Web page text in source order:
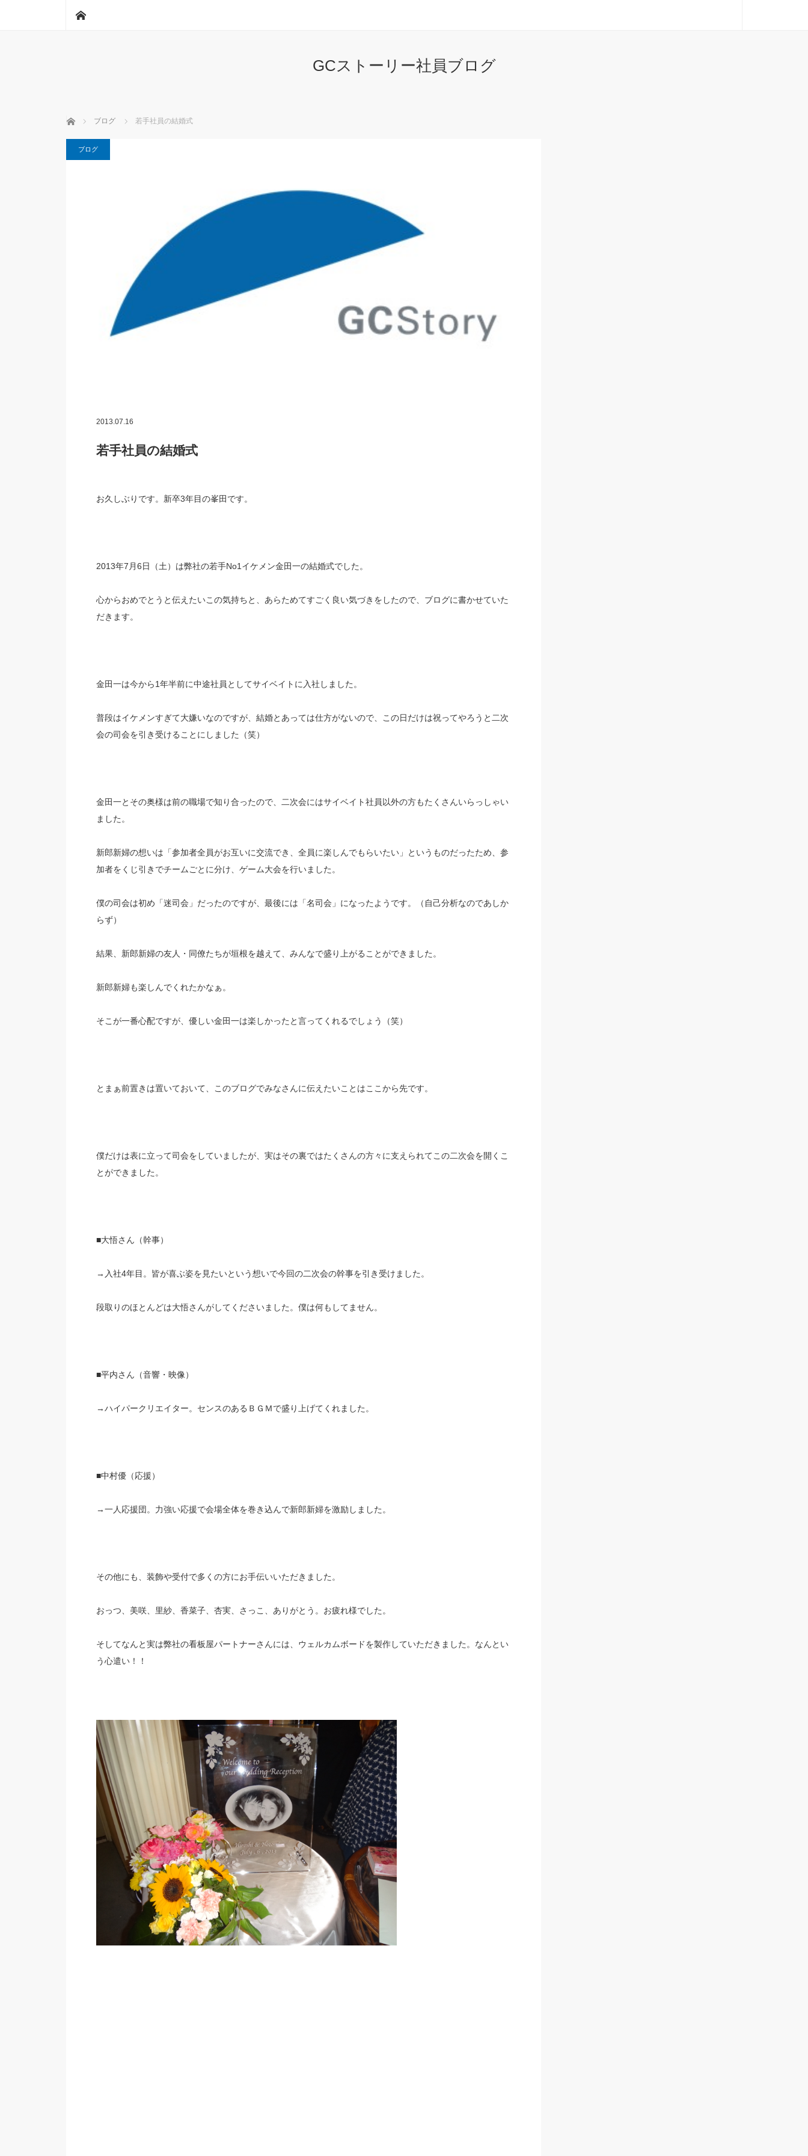
GCストーリー社員ブログ
ホーム ブログ 若手社員の結婚式
ブログ
2013.07.16
若手社員の結婚式
お久しぶりです。新卒3年目の峯田です。
2013年7月6日（土）は弊社の若手No1イケメン金田一の結婚式でした。
心からおめでとうと伝えたいこの気持ちと、あらためてすごく良い気づきをしたので、ブログに書かせていた
だきます。
金田一は今から1年半前に中途社員としてサイベイトに入社しました。
普段はイケメンすぎて大嫌いなのですが、結婚とあっては仕方がないので、この日だけは祝ってやろうと二次
会の司会を引き受けることにしました（笑）
金田一とその奥様は前の職場で知り合ったので、二次会にはサイベイト社員以外の方もたくさんいらっしゃい
ました。
新郎新婦の想いは「参加者全員がお互いに交流でき、全員に楽しんでもらいたい」というものだったため、参
加者をくじ引きでチームごとに分け、ゲーム大会を行いました。
僕の司会は初め「迷司会」だったのですが、最後には「名司会」になったようです。（自己分析なのであしか
らず）
結果、新郎新婦の友人・同僚たちが垣根を越えて、みんなで盛り上がることができました。
新郎新婦も楽しんでくれたかなぁ。
そこが一番心配ですが、優しい金田一は楽しかったと言ってくれるでしょう（笑）
とまぁ前置きは置いておいて、このブログでみなさんに伝えたいことはここから先です。
僕だけは表に立って司会をしていましたが、実はその裏ではたくさんの方々に支えられてこの二次会を開くこ
とができました。
■大悟さん（幹事）
→入社4年目。皆が喜ぶ姿を見たいという想いで今回の二次会の幹事を引き受けました。
段取りのほとんどは大悟さんがしてくださいました。僕は何もしてません。
■平内さん（音響・映像）
→ハイパークリエイター。センスのあるＢＧＭで盛り上げてくれました。
■中村優（応援）
→一人応援団。力強い応援で会場全体を巻き込んで新郎新婦を激励しました。
その他にも、装飾や受付で多くの方にお手伝いいただきました。
おっつ、美咲、里紗、香菜子、杏実、さっこ、ありがとう。お疲れ様でした。
そしてなんと実は弊社の看板屋パートナーさんには、ウェルカムボードを製作していただきました。なんとい
う心遣い！！